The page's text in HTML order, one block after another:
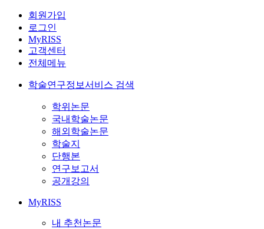
회원가입
로그인
MyRISS
고객센터
전체메뉴
학술연구정보서비스 검색
학위논문
국내학술논문
해외학술논문
학술지
단행본
연구보고서
공개강의
MyRISS
내 추천논문